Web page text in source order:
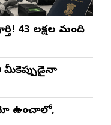
43 లక్షల మంది
మీకెప్పుడైనా
ఉంచాలో,